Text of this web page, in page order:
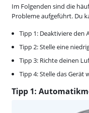
Im Folgenden sind die
Probleme aufgeführt. Du
Tipp 1: Deaktiviere den
Tipp 2: Stelle eine
Tipp 3: Richte deinen
Tipp 4: Stelle das Gerät
Tipp 1: